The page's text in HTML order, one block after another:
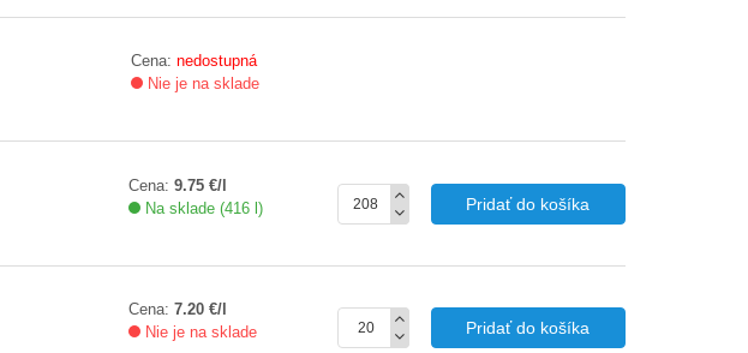
Cena: nedostupná
Nie je na sklade
Cena: 9.75 €/l
Na sklade (416 l)
Pridať do košíka
Cena: 7.20 €/l
Nie je na sklade
Pridať do košíka